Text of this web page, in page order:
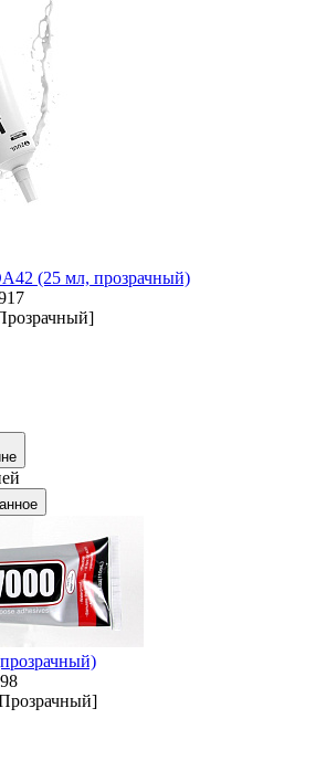
(25 мл, прозрачный)